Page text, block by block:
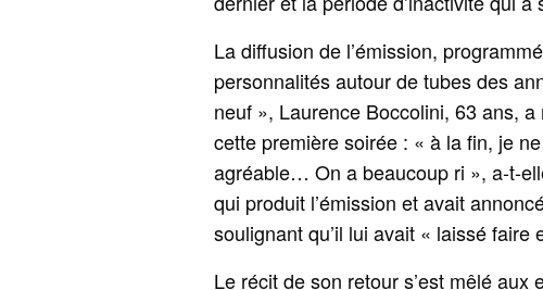
La diffusion de l’émission,
personnalités autour de tubes des
neuf », Laurence Boccolini, 63 ans,
cette première soirée : « à la fin, je
agréable… On a beaucoup ri »,
qui produit l’émission et avait
soulignant qu’il lui avait « laissé
Le récit de son retour s’est mêlé